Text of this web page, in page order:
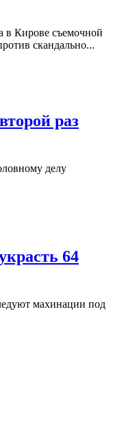
в Кирове съемочной
скандально...
раз
делу
64
махинации под